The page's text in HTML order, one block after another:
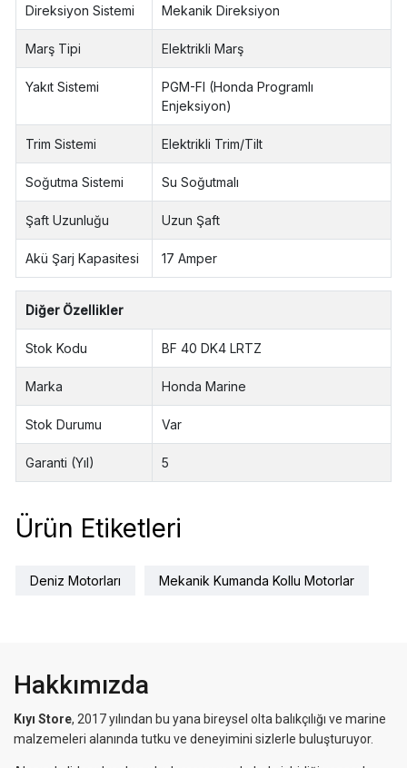
Direksiyon Sistemi Mekanik Direksiyon
Marş Tipi Elektrikli Marş
Yakıt Sistemi
PGM-FI (Honda Programlı
Enjeksiyon)
Trim Sistemi Elektrikli Trim/Tilt
Soğutma Sistemi Su Soğutmalı
Şaft Uzunluğu Uzun Şaft
Akü Şarj Kapasitesi 17 Amper
Diğer Özellikler
Stok Kodu BF 40 DK4 LRTZ
Marka Honda Marine
Stok Durumu Var
Garanti (Yıl) 5
Ürün Etiketleri
Deniz Motorları Mekanik Kumanda Kollu Motorlar
Hakkımızda
Kıyı Store, 2017 yılından bu yana bireysel olta balıkçılığı ve marine
malzemeleri alanında tutku ve deneyimini sizlerle buluşturuyor.